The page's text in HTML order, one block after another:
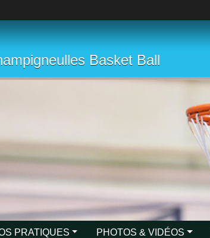
Basket Ball
PRATIQUES PHOTOS & VIDÉOS